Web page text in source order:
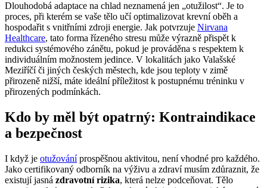
Dlouhodobá adaptace na chlad neznamená jen „otužilost“. Je to
proces, při kterém se vaše tělo učí optimalizovat krevní oběh a
hospodařit s vnitřními zdroji energie. Jak potvrzuje Nirvana
Healthcare, tato forma řízeného stresu může výrazně přispět k
redukci systémového zánětu, pokud je prováděna s respektem k
individuálním možnostem jedince. V lokalitách jako Valašské
Meziříčí či jiných českých městech, kde jsou teploty v zimě
přirozeně nižší, máte ideální příležitost k postupnému tréninku v
přirozených podmínkách.
Kdo by měl být opatrný: Kontraindikace
a bezpečnost
I když je otužováníprospěšnou aktivitou, není vhodné pro každého.
Jako certifikovaný odborník na výživu a zdraví musím zdůraznit, že
existují jasná zdravotní rizika, která nelze podceňovat. Tělo